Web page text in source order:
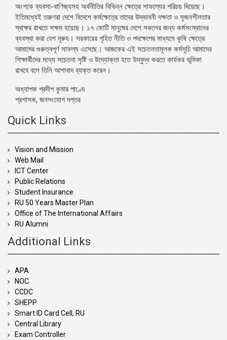
অংশকে ব্যবসা-বাণিজ্যসহ অর্থনীতির বিভিন্ন ক্ষেত্রে সাফল্যের পরিচয় দিয়েছে।
ইতিমধ্যেই তরুণরা দেশে বিদেশে কর্মক্ষেত্রে তাদের উদ্ভাবনী দক্ষতা ও সৃজনশীলতার
স্বাক্ষর রাখতে সক্ষম হয়েছে। ১৭ কোটি মানুষের দেশে সকলের জন্য কর্মসংস্থানের
ব্যবস্থা করা বেশ দূরুহ। সরকারের গৃহিত নীতি ও পদক্ষেপের মাধ্যমে কৃষি ক্ষেত্রে
আমাদের গুরুত্বপূর্ণ সাফল্য এসেছে। আজকের এই সচেতনতামূলক কর্মসূচি আমাদের
শিক্ষার্থীদের মধ্যে সচেতনা সৃষ্টি ও উদ্যোক্তা হতে উদ্বুদ্ধ করতে কার্যকর ভূমিকা
রাখবে বলে তিনি আশাবাদ ব্যক্ত করেন।
অধ্যাপক প্রদীপ কুমার পাণ্ডে
প্রশাসক, জনসংযোগ দপ্তর
Quick Links
Vision and Mission
Web Mail
ICT Center
Public Relations
Student Insurance
RU 50 Years Master Plan
Office of The International Affairs
RU Alumni
Additional Links
APA
NOC
CCDC
SHEPP
Smart ID Card Cell, RU
Central Library
Exam Controller